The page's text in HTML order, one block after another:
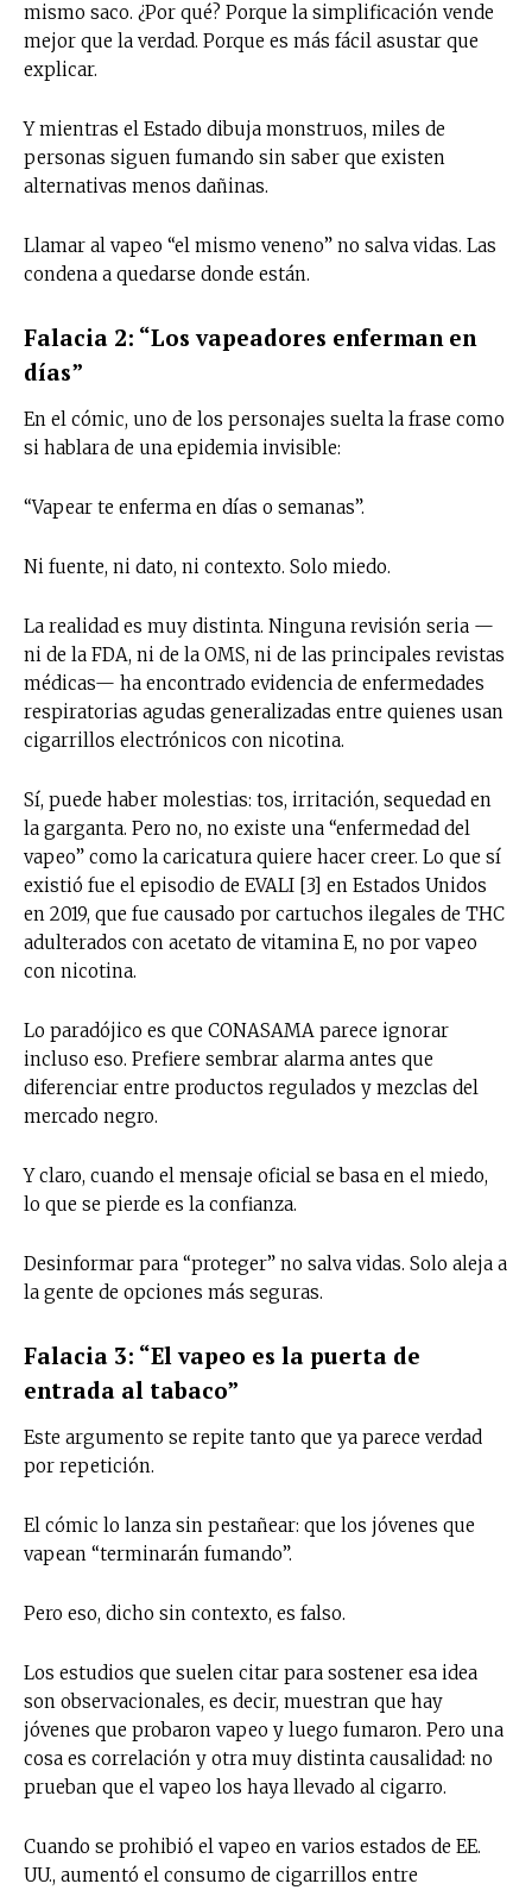
mismo saco. ¿Por qué? Porque la simplificación vende
mejor que la verdad. Porque es más fácil asustar que
explicar.
Y mientras el Estado dibuja monstruos, miles de
personas siguen fumando sin saber que existen
alternativas menos dañinas.
Llamar al vapeo “el mismo veneno” no salva vidas. Las
condena a quedarse donde están.
Falacia 2: “Los vapeadores enferman en
días”
En el cómic, uno de los personajes suelta la frase como
si hablara de una epidemia invisible:
“Vapear te enferma en días o semanas”.
Ni fuente, ni dato, ni contexto. Solo miedo.
La realidad es muy distinta. Ninguna revisión seria —
ni de la FDA, ni de la OMS, ni de las principales revistas
médicas— ha encontrado evidencia de enfermedades
respiratorias agudas generalizadas entre quienes usan
cigarrillos electrónicos con nicotina.
Sí, puede haber molestias: tos, irritación, sequedad en
la garganta. Pero no, no existe una “enfermedad del
vapeo” como la caricatura quiere hacer creer. Lo que sí
existió fue el episodio de EVALI [3] en Estados Unidos
en 2019, que fue causado por cartuchos ilegales de THC
adulterados con acetato de vitamina E, no por vapeo
con nicotina.
Lo paradójico es que CONASAMA parece ignorar
incluso eso. Prefiere sembrar alarma antes que
diferenciar entre productos regulados y mezclas del
mercado negro.
Y claro, cuando el mensaje oficial se basa en el miedo,
lo que se pierde es la confianza.
Desinformar para “proteger” no salva vidas. Solo aleja a
la gente de opciones más seguras.
Falacia 3: “El vapeo es la puerta de
entrada al tabaco”
Este argumento se repite tanto que ya parece verdad
por repetición.
El cómic lo lanza sin pestañear: que los jóvenes que
vapean “terminarán fumando”.
Pero eso, dicho sin contexto, es falso.
Los estudios que suelen citar para sostener esa idea
son observacionales, es decir, muestran que hay
jóvenes que probaron vapeo y luego fumaron. Pero una
cosa es correlación y otra muy distinta causalidad: no
prueban que el vapeo los haya llevado al cigarro.
Cuando se prohibió el vapeo en varios estados de EE.
UU., aumentó el consumo de cigarrillos entre